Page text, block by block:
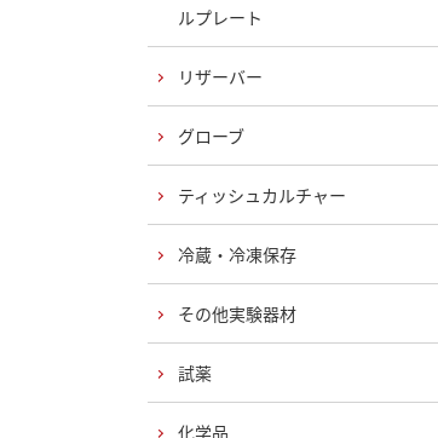
ルプレート
リザーバー
グローブ
ティッシュカルチャー
冷蔵・冷凍保存
その他実験器材
試薬
化学品